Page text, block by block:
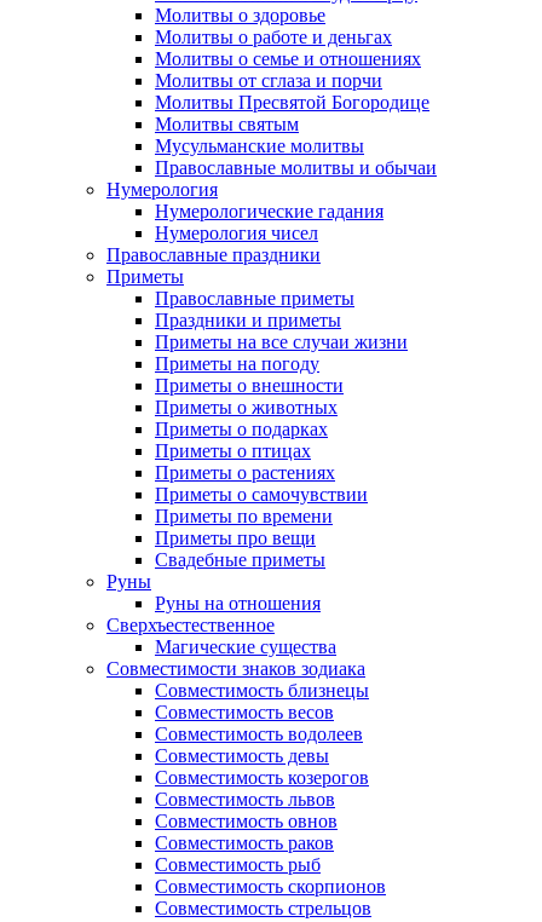
Молитвы о здоровье
Молитвы о работе и деньгах
Молитвы о семье и отношениях
Молитвы от сглаза и порчи
Молитвы Пресвятой Богородице
Молитвы святым
Мусульманские молитвы
Православные молитвы и обычаи
Нумерология
Нумерологические гадания
Нумерология чисел
Православные праздники
Приметы
Православные приметы
Праздники и приметы
Приметы на все случаи жизни
Приметы на погоду
Приметы о внешности
Приметы о животных
Приметы о подарках
Приметы о птицах
Приметы о растениях
Приметы о самочувствии
Приметы по времени
Приметы про вещи
Свадебные приметы
Руны
Руны на отношения
Сверхъестественное
Магические существа
Совместимости знаков зодиака
Совместимость близнецы
Совместимость весов
Совместимость водолеев
Совместимость девы
Совместимость козерогов
Совместимость львов
Совместимость овнов
Совместимость раков
Совместимость рыб
Совместимость скорпионов
Совместимость стрельцов